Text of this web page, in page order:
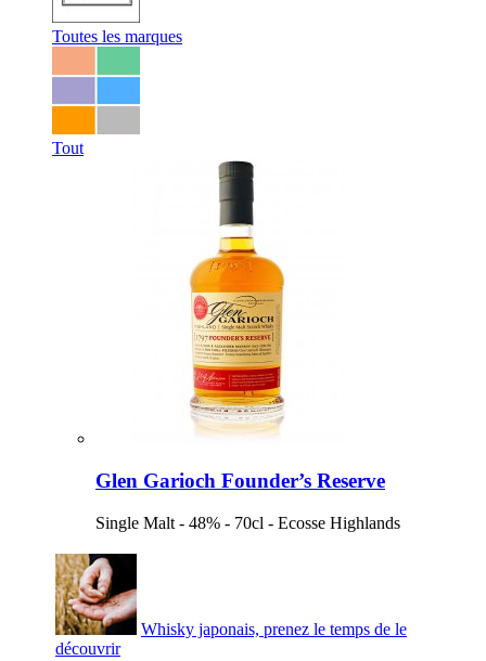
Toutes les marques
Tout
Glen Garioch Founder’s Reserve
Single Malt - 48% - 70cl - Ecosse Highlands
Whisky japonais, prenez le temps de le
découvrir